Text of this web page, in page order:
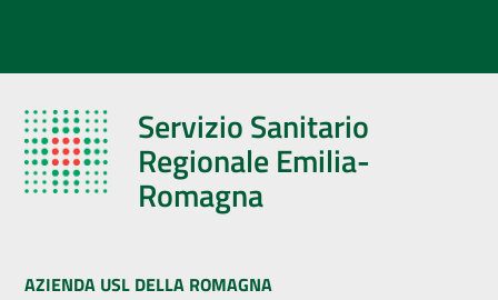
Servizio Sanitario
Regionale Emilia-
Romagna
AZIENDA USL DELLA ROMAGNA